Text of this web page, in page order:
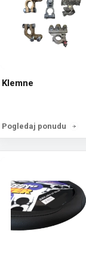
Klemne
Pogledaj ponudu